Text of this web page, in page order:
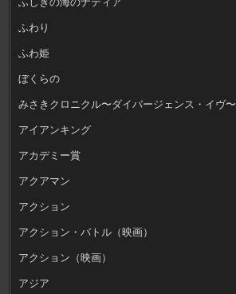
ふわり
ふわ姫
ぼくらの
みさきクロニクル〜ダイバージェンス・イヴ〜
アイアンキング
アカデミー賞
アクアマン
アクション
アクション・バトル（映画）
アクション（映画）
アジア